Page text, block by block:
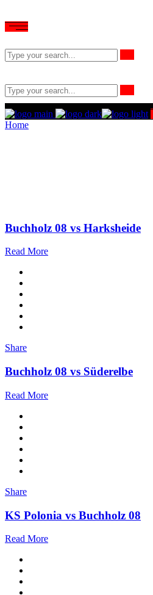
Home
Buchholz 08 vs Harksheide
Read More
Share
Buchholz 08 vs Süderelbe
Read More
Share
KS Polonia vs Buchholz 08
Read More